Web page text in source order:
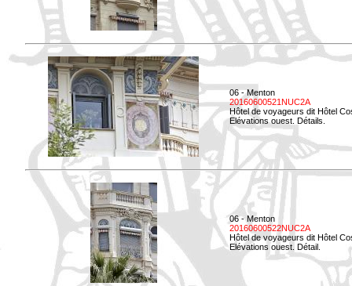
06 - Menton
20160600521NUC2A
Hôtel de voyageurs dit Hôtel
Elévations ouest. Détails.
06 - Menton
20160600522NUC2A
Hôtel de voyageurs dit Hôtel
Elévations ouest. Détail.